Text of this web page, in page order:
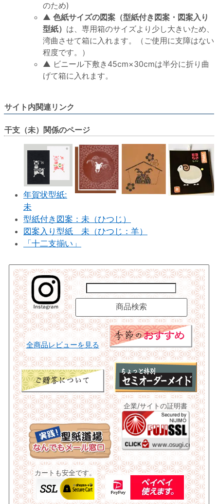
のため)
▲ 色紙サイズの図案（型紙付き図案・図案入り
型紙） は、専用箱のサイズより少し大きいため、
湾曲させて箱に入れます。（ご使用に支障はない
程度です。）
▲ ビニール下敷き45cm×30cmは半分に折り曲
げて箱に入れます。
サイト内関連リンク
干支（未）関係のページ
年賀状型紙:
未
型紙付き図案：未（ひつじ）
図案入り型紙 未（ひつじ：羊）
「十二支揃い」
全商品レビューを見る
企業/サイトの証明書
カートも安全です。